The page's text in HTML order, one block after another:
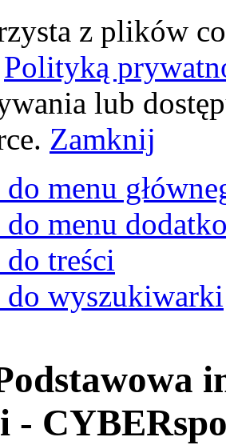
z plików
Polityką
lub
Zamknij
menu
do menu
treści
do wyszukiwarki
-